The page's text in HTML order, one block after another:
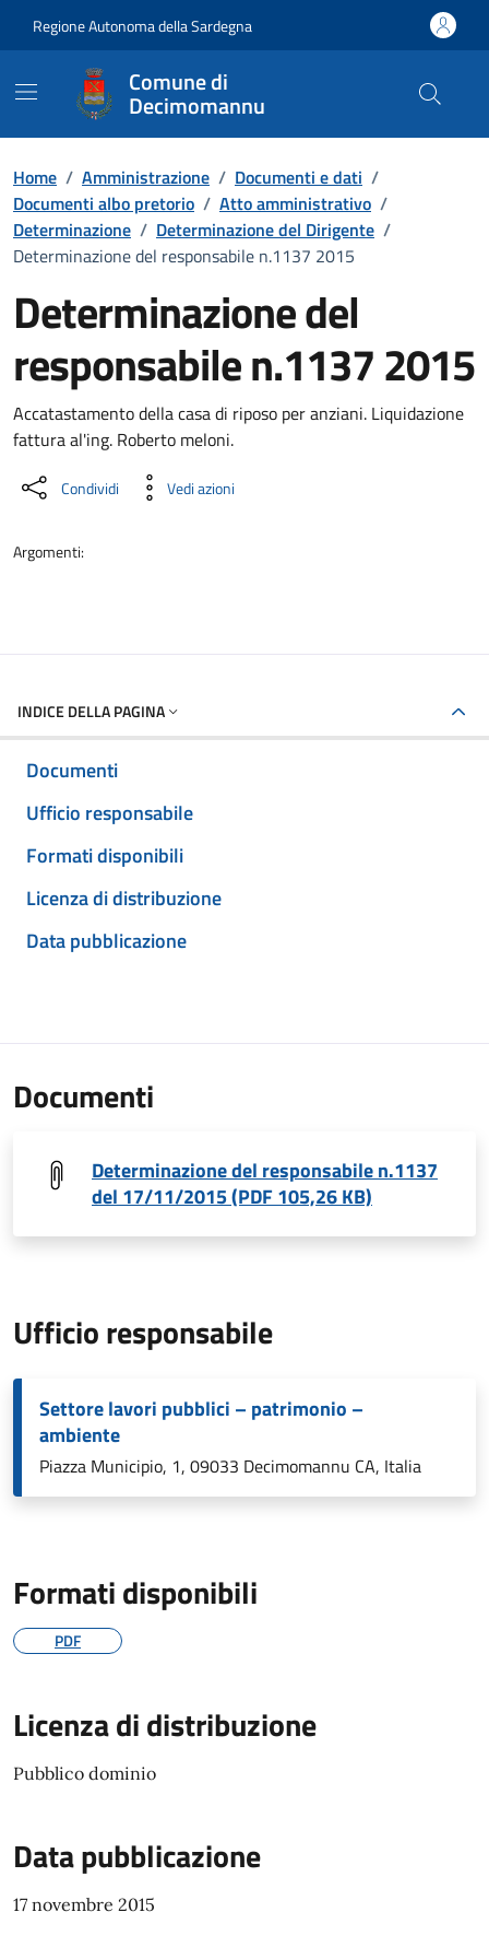
Regione Autonoma della Sardegna
Comune di
Decimomannu
Home / Amministrazione / Documenti e dati /
Documenti albo pretorio / Atto amministrativo /
Determinazione / Determinazione del Dirigente /
Determinazione del responsabile n.1137 2015
Determinazione del
responsabile n.1137 2015
Dettaglio del documento
Accatastamento della casa di riposo per anziani. Liquidazione
fattura al'ing. Roberto meloni.
Condividi Vedi azioni
Argomenti:
INDICE DELLA PAGINA
Documenti
Ufficio responsabile
Formati disponibili
Licenza di distribuzione
Data pubblicazione
Documenti
Determinazione del responsabile n.1137
del 17/11/2015 (PDF 105,26 KB)
Ufficio responsabile
Settore lavori pubblici – patrimonio –
ambiente
Piazza Municipio, 1, 09033 Decimomannu CA, Italia
Formati disponibili
PDF
Licenza di distribuzione
Pubblico dominio
Data pubblicazione
17 novembre 2015